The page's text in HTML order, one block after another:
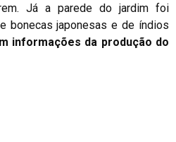
Já a parede do jardim foi
bonecas japonesas e de índios
informações da produção do